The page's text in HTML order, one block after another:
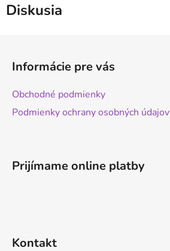
Diskusia
Informácie pre vás
Obchodné podmienky
Podmienky ochrany osobných údajov
Prijímame online platby
Kontakt